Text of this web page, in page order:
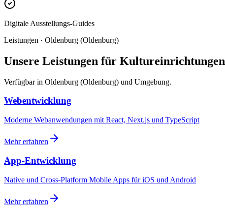
Digitale Ausstellungs-Guides
Leistungen · Oldenburg (Oldenburg)
Unsere Leistungen für Kultureinrichtungen
Verfügbar in Oldenburg (Oldenburg) und Umgebung.
Webentwicklung
Moderne Webanwendungen mit React, Next.js und TypeScript
Mehr erfahren
App-Entwicklung
Native und Cross-Platform Mobile Apps für iOS und Android
Mehr erfahren